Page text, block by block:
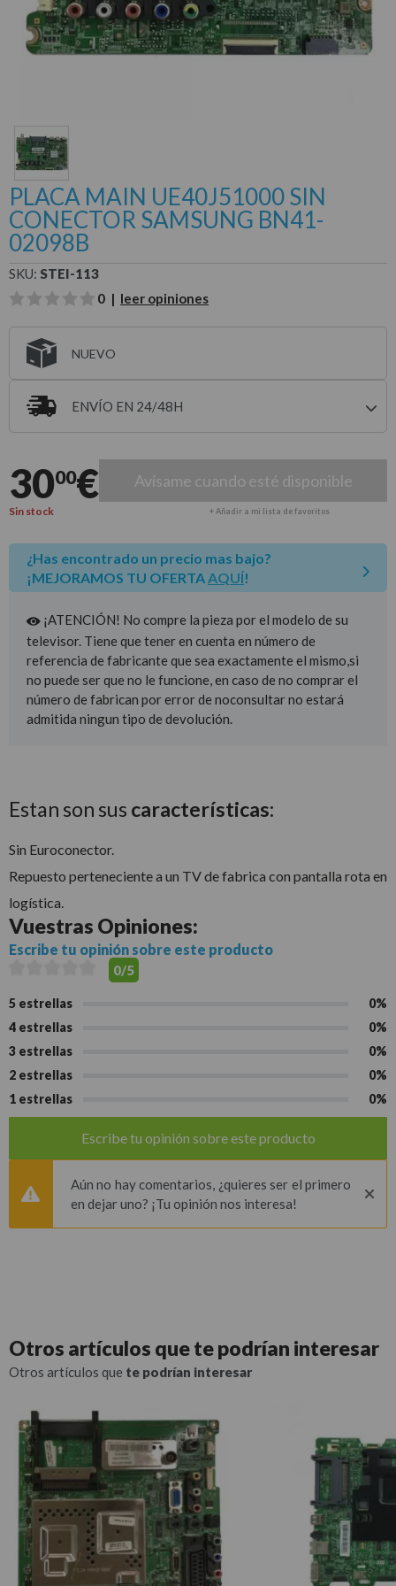
PLACA MAIN UE40J51000 SIN
CONECTOR SAMSUNG BN41-
02098B
SKU: STEI-113
0 | leer opiniones
NUEVO
ENVÍO EN 24/48H
3000€ Avísame cuando esté disponible
Sin stock + Añadir a mi lista de favoritos
¿Has encontrado un precio mas bajo?
¡MEJORAMOS TU OFERTA AQUÍ!
¡ATENCIÓN! No compre la pieza por el modelo de su
televisor. Tiene que tener en cuenta en número de
referencia de fabricante que sea exactamente el mismo,si
no puede ser que no le funcione, en caso de no comprar el
número de fabrican por error de noconsultar no estará
admitida ningun tipo de devolución.
Estan son sus características:
Sin Euroconector.
Repuesto perteneciente a un TV de fabrica con pantalla rota en
logística.
Vuestras Opiniones:
Escribe tu opinión sobre este producto
0/5
5 estrellas
0%
4 estrellas
0%
3 estrellas
0%
2 estrellas
0%
1 estrellas
0%
Escribe tu opinión sobre este producto
Aún no hay comentarios, ¿quieres ser el primero
en dejar uno? ¡Tu opinión nos interesa!
Otros artículos quete podrían interesar
Otros artículos que te podrían interesar